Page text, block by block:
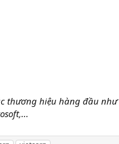
thương hiệu hàng đầu như